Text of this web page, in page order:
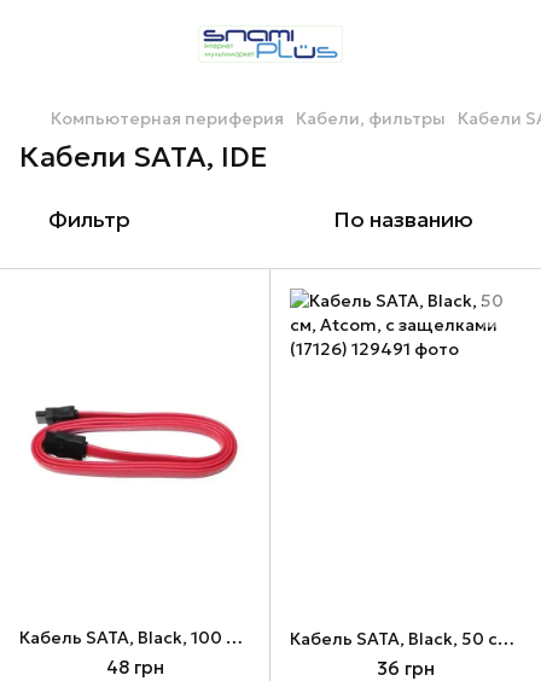
Компьютерная периферия Кабели, фильтры Кабели
Кабели SATA, IDE
Фильтр По названию
Кабель SATA, Black, 100 см, Atcom, с защелками (9563)
48 грн
Кабель SATA, Black, 50 см, Atcom, с защелками (17126)
36 грн